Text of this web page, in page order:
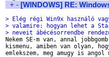
+ - [WINDOWS] RE:
> Elég régi Win9x használó
> valamire: hogyan lehet a
> neveit ábécésorrendbe
Nekem SE-m van, annal
kismenu, amiben van olyan,
emlekszem, meg amugy is